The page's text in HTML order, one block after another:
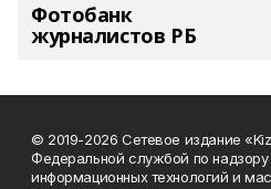
Фотобанк
журналистов РБ
© 2019-2026 Сетевое издание
Федеральной службой по
информационных технологий и